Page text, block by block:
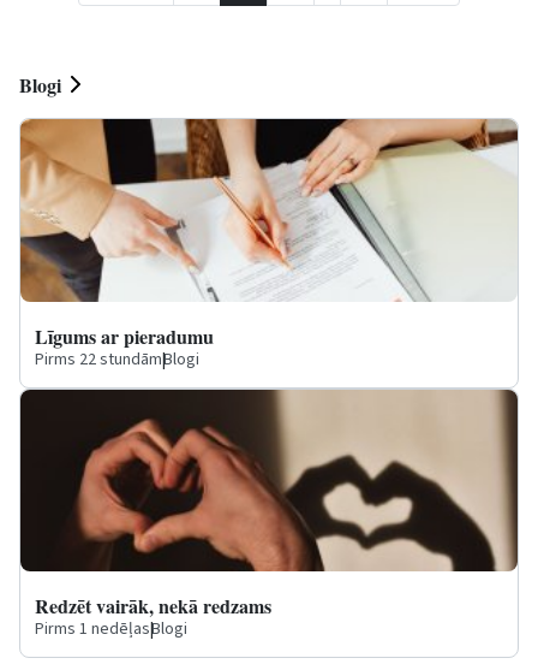
Blogi
Līgums ar pieradumu
Pirms 22 stundām|Blogi
Redzēt vairāk, nekā redzams
Pirms 1 nedēļas|Blogi